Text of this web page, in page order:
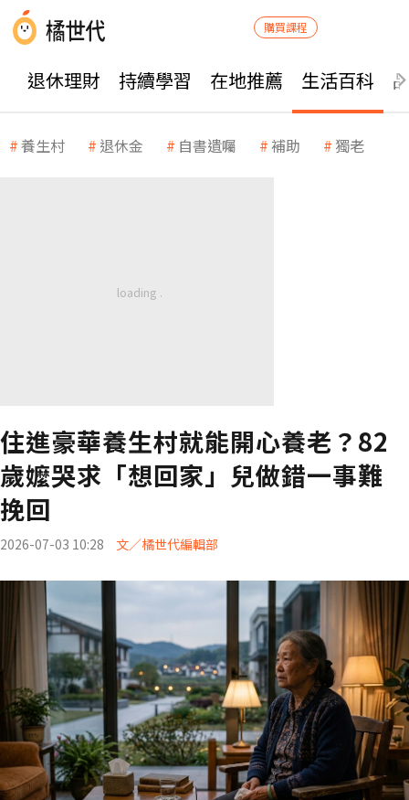
購買課程
退休理財 持續學習 在地推薦 生活百科
養生村 退休金 自書遺囑 補助 獨老
住進豪華養生村就能開心養老？82
歲嬤哭求「想回家」兒做錯一事難
挽回
2026-07-03 10:28 文／橘世代編輯部